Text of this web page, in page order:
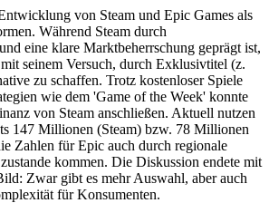
von Steam und Epic Games als
Während Steam durch
eine klare Marktbeherrschung geprägt ist,
seinem Versuch, durch Exklusivtitel (z.
zu schaffen. Trotz kostenloser Spiele
wie dem 'Game of the Week' konnte
von Steam anschließen. Aktuell nutzen
147 Millionen (Steam) bzw. 78 Millionen
Zahlen für Epic auch durch regionale
kommen. Die Diskussion endete mit
Zwar gibt es mehr Auswahl, aber auch
für Konsumenten.